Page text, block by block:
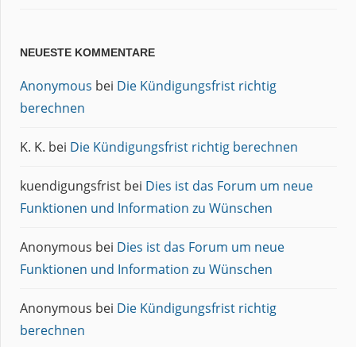
NEUESTE KOMMENTARE
Anonymous bei Die Kündigungsfrist richtig
berechnen
K. K. bei Die Kündigungsfrist richtig berechnen
kuendigungsfrist bei Dies ist das Forum um neue
Funktionen und Information zu Wünschen
Anonymous bei Dies ist das Forum um neue
Funktionen und Information zu Wünschen
Anonymous bei Die Kündigungsfrist richtig
berechnen